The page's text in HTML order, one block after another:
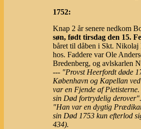
1752:
Knap 2 år senere nedkom
søn, født tirsdag den 15.
båret til dåben i Skt. Nikolaj
hos. Faddere var Ole
Bredenberg, og avlskarlen
--- "Provst Heerfordt døde
København og Kapellan
var en Fjende af
sin Død fortrydelig
"Han var en dygtig
sin Død 1753 kun efterlod
434).